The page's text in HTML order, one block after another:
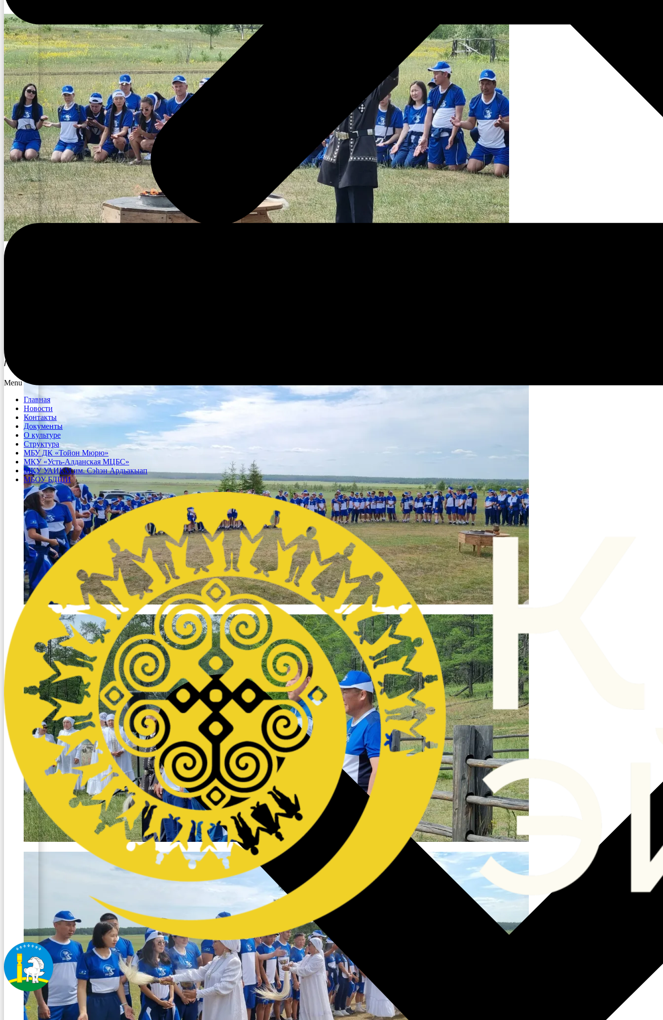
Menu
Главная
Новости
Контакты
Документы
О культуре
Структура
МБУ ДК «Тойон Мюрю»
МКУ «Усть-Алданская МЦБС»
МКУ УАИКМ им. Сэһэн Ардьакыап
МБОУ БДШИ
Спортсменнарбыт соргулаах түһүлгэҕэ алгыс ыллылар. Сарсыҥҥаттан спортивнай оонньууларбыт итии-буһуу күннэрэ саҕаланыахтара. Уус Алдан спортсменнара ол
Пресс-центр культурных мероприятий VIII Спортивных игр народов Республики Саха (Якутия)